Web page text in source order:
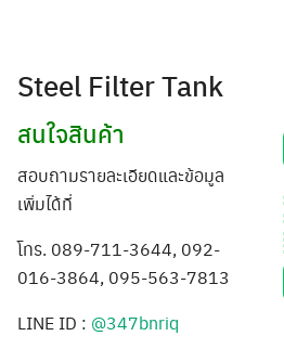
Steel Filter Tank
สนใจสินค้า
สอบถามรายละเอียดและข้อมูล
เพิ่มได้ที่
โทร. 089-711-3644, 092-
016-3864, 095-563-7813
LINE ID : @347bnriq